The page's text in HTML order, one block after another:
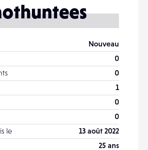
Nouveau
0
0
1
0
0
le
13 août 2022
25 ans